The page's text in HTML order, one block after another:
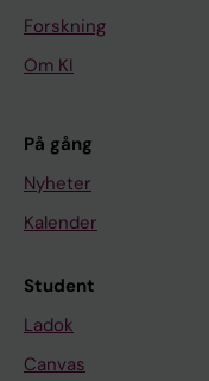
Forskning
Om KI
På gång
Nyheter
Kalender
Student
Ladok
Canvas